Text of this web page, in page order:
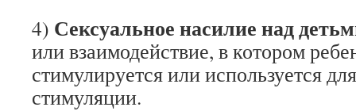
4) Сексуальное насилие над
или взаимодействие, в котором
стимулируется или используется
стимуляции.